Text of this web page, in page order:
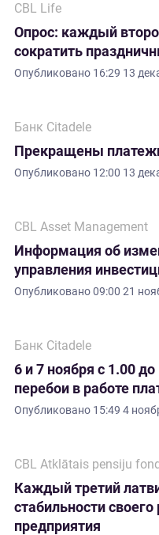
CBL Life
Опрос: каждый
сократить
Опубликовано 16:29 13
Банк Citadele
Прекращены
Опубликовано 12:00 13
CBL Asset Management
Информация об
управления
Опубликовано09:00 21
Банк Citadele
6 и 7 ноября с 1.00
перебои в работе
Опубликовано 15:49 4
CBL Atklātais pensiju
Каждый третий
стабильности
предприятия